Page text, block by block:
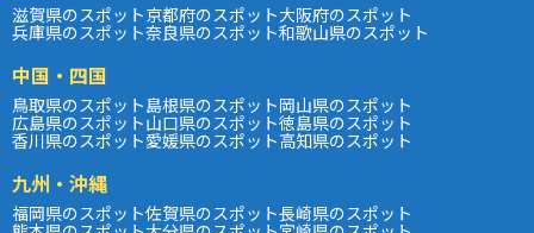
滋賀県のスポット京都府のスポット大阪府のスポット
兵庫県のスポット奈良県のスポット和歌山県のスポット
中国・四国
鳥取県のスポット島根県のスポット岡山県のスポット
広島県のスポット山口県のスポット徳島県のスポット
香川県のスポット愛媛県のスポット高知県のスポット
九州・沖縄
福岡県のスポット佐賀県のスポット長崎県のスポット